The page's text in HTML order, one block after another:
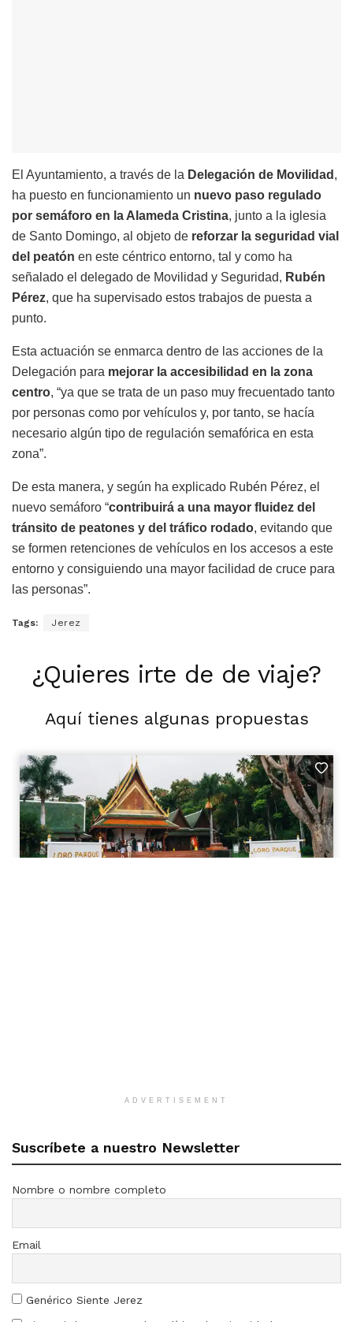
El Ayuntamiento, a través de la Delegación de Movilidad ,
ha puesto en funcionamiento un nuevo paso regulado
por semáforo en la Alameda Cristina, junto a la iglesia
de Santo Domingo, al objeto de reforzar la seguridad vial
del peatón en este céntrico entorno, tal y como ha
señalado el delegado de Movilidad y Seguridad, Rubén
Pérez, que ha supervisado estos trabajos de puesta a
punto.
Esta actuación se enmarca dentro de las acciones de la
Delegación para mejorar la accesibilidad en la zona
centro, “ya que se trata de un paso muy frecuentado tanto
por personas como por vehículos y, por tanto, se hacía
necesario algún tipo de regulación semafórica en esta
zona”.
De esta manera, y según ha explicado Rubén Pérez, el
nuevo semáforo “contribuirá a una mayor fluidez del
tránsito de peatones y del tráfico rodado, evitando que
se formen retenciones de vehículos en los accesos a este
entorno y consiguiendo una mayor facilidad de cruce para
las personas”.
Tags: Jerez
¿Quieres irte de de viaje?
Aquí tienes algunas propuestas
ADVERTISEMENT
Suscríbete a nuestro Newsletter
Nombre o nombre completo
Email
Genérico Siente Jerez